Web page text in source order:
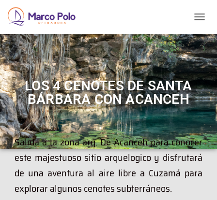
O
G
G
L
E
N
A
V
I
G
A
T
I
O
N
LOS 4 CENOTES DE SANTA
BÁRBARA CON ACANCEH
Salida a la zona arq. De Acanceh para conocer
este majestuoso sitio arquelogico y disfrutará
de una aventura al aire libre a Cuzamá para
explorar algunos cenotes subterráneos.